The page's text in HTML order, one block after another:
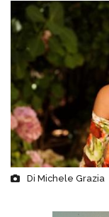
Di Michele Grazia